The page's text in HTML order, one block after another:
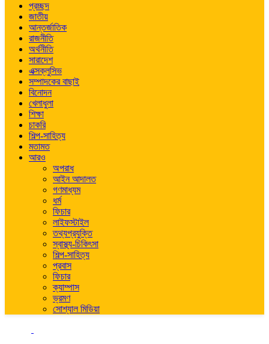
প্রচ্ছদ
জাতীয়
আন্তর্জাতিক
রাজনীতি
অর্থনীতি
সারাদেশ
এক্সক্লুসিভ
সম্পাদকের বাছাই
বিনোদন
খেলাধুলা
শিক্ষা
চাকরি
শিল্প-সাহিত্য
মতামত
আরও
অপরাধ
আইন আদালত
গণমাধ্যম
ধর্ম
ফিচার
লাইফস্টাইল
তথ্যপ্রযুক্তি
স্বাস্থ্য-চিকিৎসা
শিল্প-সাহিত্য
প্রবাস
ফিচার
ক্যাম্পাস
ভ্রমণ
সোশ্যাল মিডিয়া